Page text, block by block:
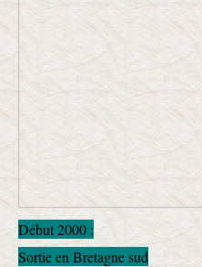
Début 2000 :
Sortie en Bretagne sud